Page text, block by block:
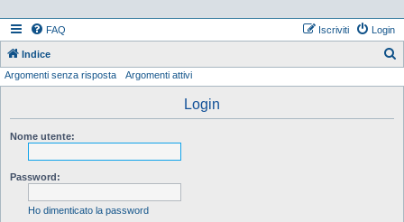
FAQ Login
Iscriviti
Indice
Argomenti senza risposta Argomenti attivi
Login
Nome utente:
Password:
Ho dimenticato la password